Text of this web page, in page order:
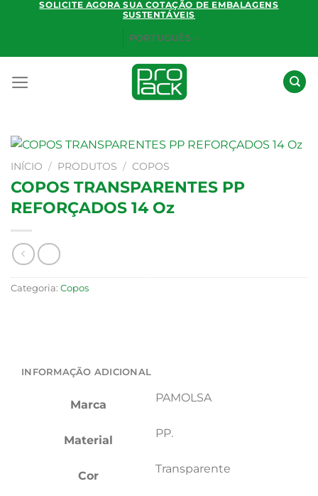
SOLICITE AGORA SUA COTAÇÃO DE EMBALAGENS
SUSTENTÁVEIS
PORTUGUÊS
INÍCIO / PRODUTOS / COPOS
COPOS TRANSPARENTES PP
REFORÇADOS 14 Oz
Categoria: Copos
INFORMAÇÃO ADICIONAL
Marca
PAMOLSA
Material
PP.
Cor
Transparente